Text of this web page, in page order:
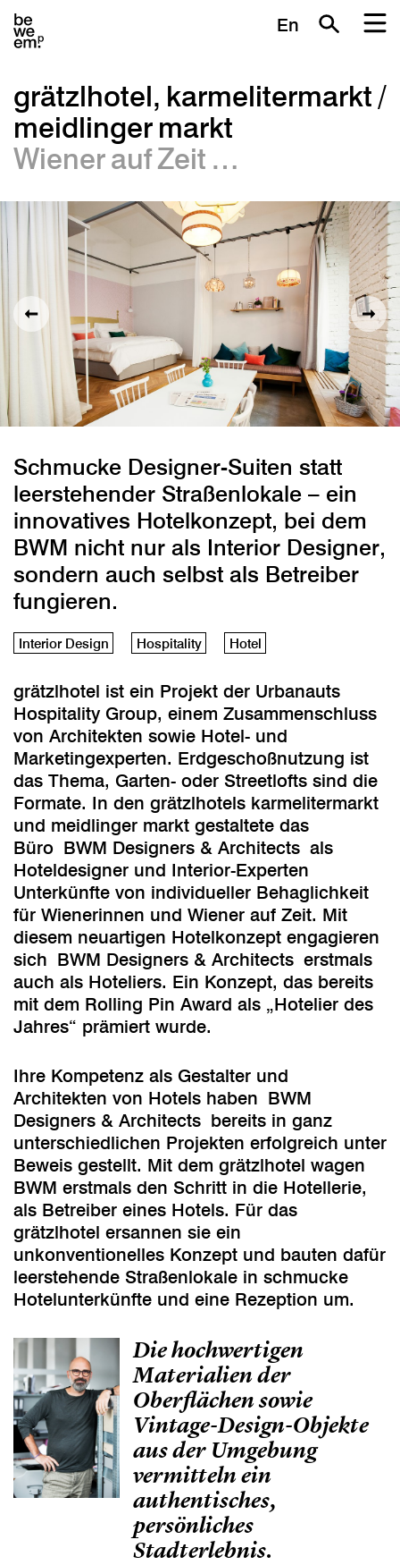
En
grätzlhotel, karmelitermarkt /
meidlinger markt
Wiener auf Zeit …
Schmucke Designer-Suiten statt
leerstehender Straßenlokale – ein
innovatives Hotelkonzept, bei dem
BWM nicht nur als Interior Designer,
sondern auch selbst als Betreiber
fungieren.
Interior Design Hospitality Hotel
grätzlhotel ist ein Projekt der Urbanauts
Hospitality Group, einem Zusammenschluss
von Architekten sowie Hotel- und
Marketingexperten. Erdgeschoßnutzung ist
das Thema, Garten- oder Streetlofts sind die
Formate. In den grätzlhotels karmelitermarkt
und meidlinger markt gestaltete das
Büro BWM Designers & Architects als
Hoteldesigner und Interior-Experten
Unterkünfte von individueller Behaglichkeit
für Wienerinnen und Wiener auf Zeit. Mit
diesem neuartigen Hotelkonzept engagieren
sich BWM Designers & Architects erstmals
auch als Hoteliers. Ein Konzept, das bereits
mit dem Rolling Pin Award als „Hotelier des
Jahres“ prämiert wurde.
Ihre Kompetenz als Gestalter und
Architekten von Hotels haben BWM
Designers & Architects bereits in ganz
unterschiedlichen Projekten erfolgreich unter
Beweis gestellt. Mit dem grätzlhotel wagen
BWM erstmals den Schritt in die Hotellerie,
als Betreiber eines Hotels. Für das
grätzlhotel ersannen sie ein
unkonventionelles Konzept und bauten dafür
leerstehende Straßenlokale in schmucke
Hotelunterkünfte und eine Rezeption um.
Die hochwertigen
Materialien der
Oberflächen sowie
Vintage-Design-Objekte
aus der Umgebung
vermitteln ein
authentisches,
persönliches
Stadterlebnis.